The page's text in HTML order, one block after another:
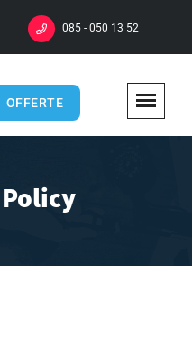
085 - 050 13 52
OFFERTE